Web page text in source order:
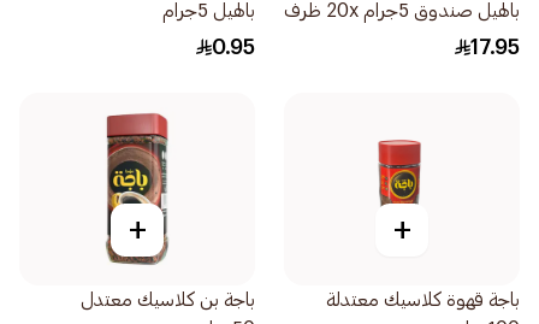
بالهيل صندوق 5جرام 20x ظرف
17.95
بالهيل 5جرام
0.95
+
باجة قهوة كلاسيك معتدلة
+
باجة بن كلاسيك معتدل